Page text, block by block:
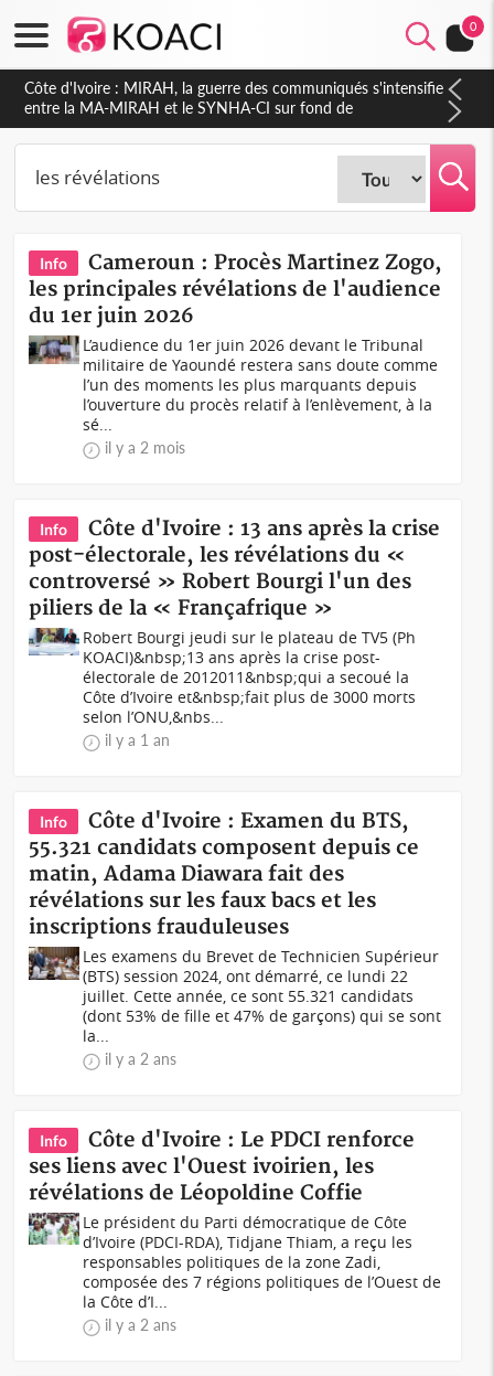
0
Côte d'Ivoire : Indépendance 2026, Thiam plaide pour un
environnement démocratique plus apaisé
Info
Cameroun : Procès Martinez Zogo,
les principales révélations de l'audience
du 1er juin 2026
L’audience du 1er juin 2026 devant le Tribunal
militaire de Yaoundé restera sans doute comme
l’un des moments les plus marquants depuis
l’ouverture du procès relatif à l’enlèvement, à la
sé...
il y a 2 mois
Info
Côte d'Ivoire : 13 ans après la crise
post-électorale, les révélations du «
controversé » Robert Bourgi l'un des
piliers de la « Françafrique »
Robert Bourgi jeudi sur le plateau de TV5 (Ph
KOACI)&nbsp;13 ans après la crise post-
électorale de 2012011&nbsp;qui a secoué la
Côte d’Ivoire et&nbsp;fait plus de 3000 morts
selon l’ONU,&nbs...
il y a 1 an
Info
Côte d'Ivoire : Examen du BTS,
55.321 candidats composent depuis ce
matin, Adama Diawara fait des
révélations sur les faux bacs et les
inscriptions frauduleuses
Les examens du Brevet de Technicien Supérieur
(BTS) session 2024, ont démarré, ce lundi 22
juillet. Cette année, ce sont 55.321 candidats
(dont 53% de fille et 47% de garçons) qui se sont
la...
il y a 2 ans
Info
Côte d'Ivoire : Le PDCI renforce
ses liens avec l'Ouest ivoirien, les
révélations de Léopoldine Coffie
Le président du Parti démocratique de Côte
d’Ivoire (PDCI-RDA), Tidjane Thiam, a reçu les
responsables politiques de la zone Zadi,
composée des 7 régions politiques de l’Ouest de
la Côte d’I...
il y a 2 ans